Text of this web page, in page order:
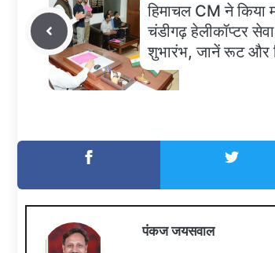
हिमाचल CM ने
चंडीगढ़ हेलीकॉप्टर
शुभारंभ, जानें रूट और
पंकज जयसवाल